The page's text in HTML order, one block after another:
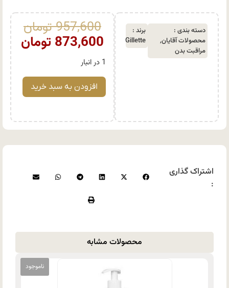
دسته بندی :
محصولات آقایان,
مراقبت بدن
برند :
Gillette
957,600تومان
873,600تومان
1 در انبار
افزودن به سبد خرید
اشتراک گذاری
:
محصولات مشابه